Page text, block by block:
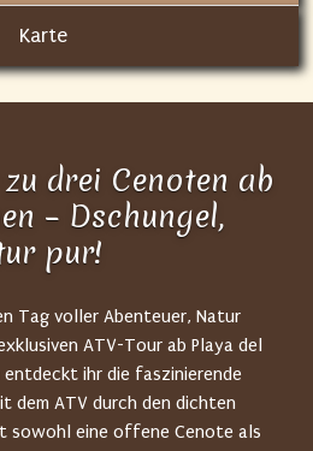
Karte
drei Cenoten ab
– Dschungel,
pur!
Tag voller Abenteuer, Natur
ATV-Tour ab Playa del
entdeckt ihr die faszinierende
dem ATV durch den dichten
sowohl eine offene Cenote als